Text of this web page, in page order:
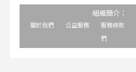
組織簡介：
關於我們 公益服務 服務條款
們